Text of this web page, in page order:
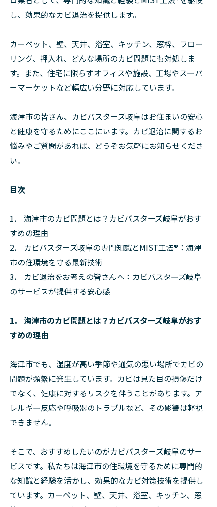
し、効果的なカビ退治を提供します。
カーペット、壁、天井、浴室、キッチン、窓枠、フロー
リング、押入れ、どんな場所のカビ問題にも対処しま
す。また、住宅に限らずオフィスや施設、工場やスーパ
ーマーケットなど幅広い分野に対応しています。
海津市の皆さん、カビバスターズ岐阜はお住まいの安心
と健康を守るためにここにいます。カビ退治に関するお
悩みやご質問があれば、どうぞお気軽にお知らせくださ
い。
目次
1． 海津市のカビ問題とは？カビバスターズ岐阜がおす
すめの理由
2． カビバスターズ岐阜の専門知識とMIST工法®：海津
市の住環境を守る最新技術
3． カビ退治をお考えの皆さんへ：カビバスターズ岐阜
のサービスが提供する安心感
1． 海津市のカビ問題とは？カビバスターズ岐阜がおす
すめの理由
海津市でも、湿度が高い季節や通気の悪い場所でカビの
問題が頻繁に発生しています。カビは見た目の損傷だけ
でなく、健康に対するリスクを伴うことがあります。ア
レルギー反応や呼吸器のトラブルなど、その影響は軽視
できません。
そこで、おすすめしたいのがカビバスターズ岐阜のサー
ビスです。私たちは海津市の住環境を守るために専門的
な知識と経験を活かし、効果的なカビ対策技術を提供し
ています。カーペット、壁、天井、浴室、キッチン、窓